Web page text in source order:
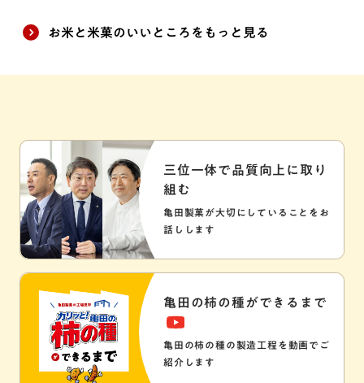
お米と米菓のいいところをもっと見る
三位一体で品質向上に取り
組む
亀田製菓が大切にしていることをお
話しします
亀田の柿の種ができるまで
亀田の柿の種の製造工程を動画でご
紹介します